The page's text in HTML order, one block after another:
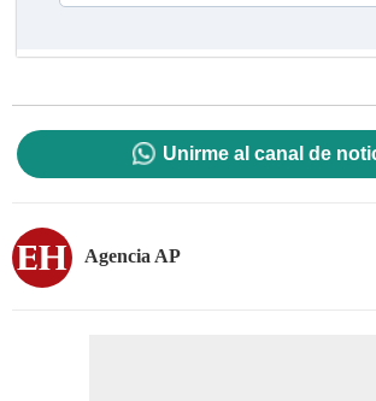
Unirme al canal de
Agencia AP